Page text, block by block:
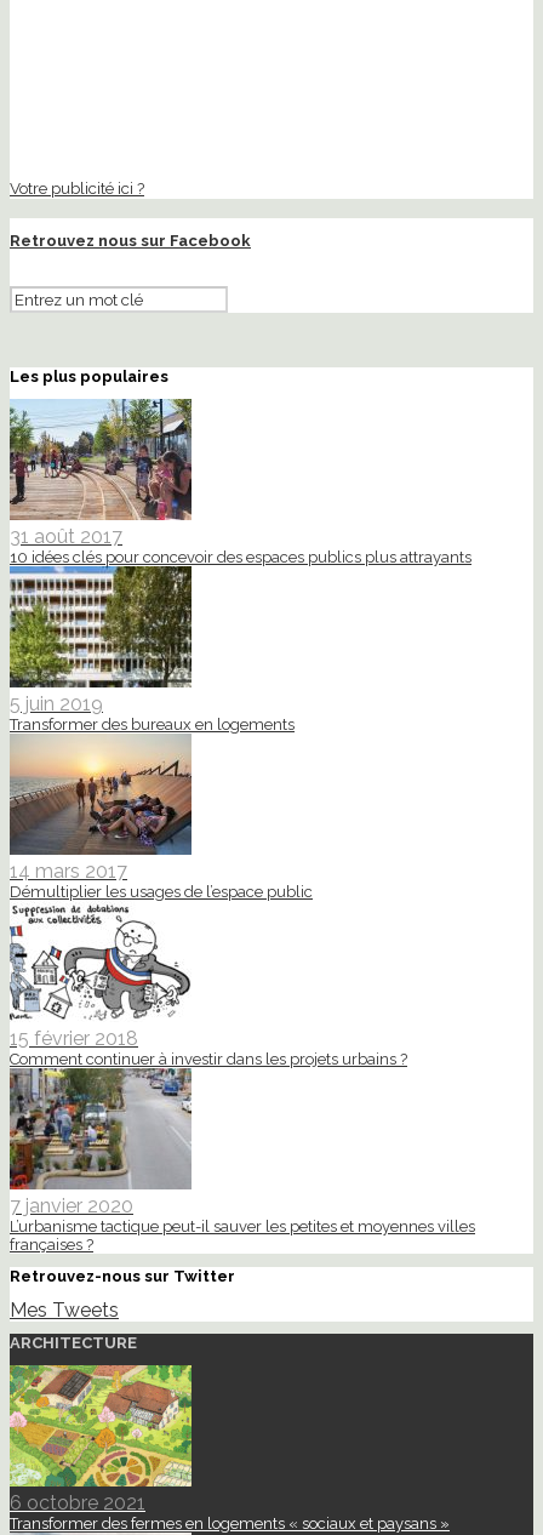
Votre publicité ici ?
Retrouvez nous sur Facebook
Les plus populaires
31 août 2017
10 idées clés pour concevoir des espaces publics plus attrayants
5 juin 2019
Transformer des bureaux en logements
14 mars 2017
Démultiplier les usages de l’espace public
15 février 2018
Comment continuer à investir dans les projets urbains ?
7 janvier 2020
L’urbanisme tactique peut-il sauver les petites et moyennes villes
françaises ?
Retrouvez-nous sur Twitter
Mes Tweets
ARCHITECTURE
6 octobre 2021
Transformer des fermes en logements « sociaux et paysans »